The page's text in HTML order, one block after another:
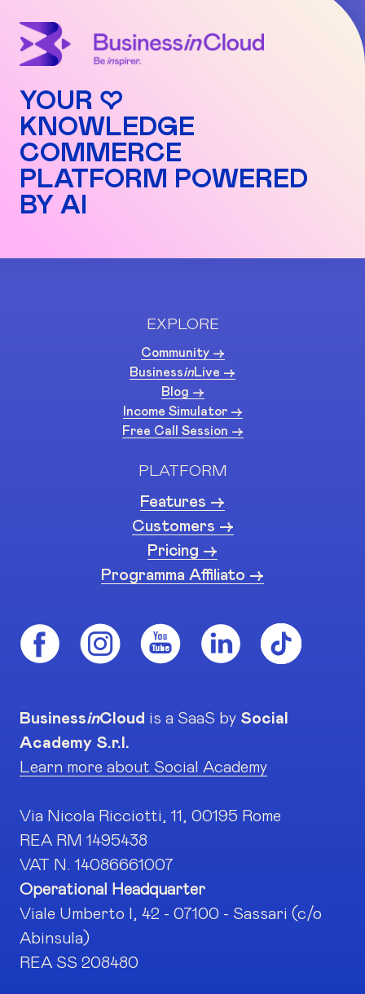
YOUR ♡
KNOWLEDGE
COMMERCE
PLATFORM POWERED
BY AI
EXPLORE
Community ->
BusinessinLive ->
Blog ->
Income Simulator ->
Free Call Session ->
PLATFORM
Features ->
Customers ->
Pricing ->
Programma Affiliato ->
BusinessinCloud is a SaaS by Social
Academy S.r.l.
Learn more about Social Academy
Via Nicola Ricciotti, 11, 00195 Rome
REA RM 1495438
VAT N. 14086661007
Operational Headquarter
Viale Umberto I, 42 - 07100 - Sassari (c/o
Abinsula)
REA SS 208480